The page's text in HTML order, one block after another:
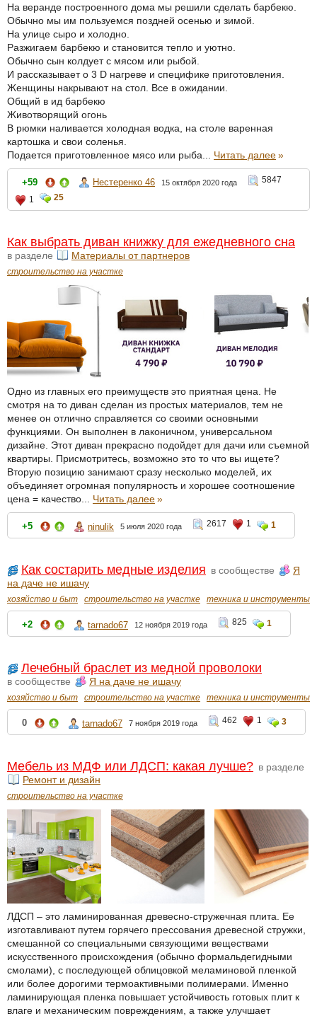
На веранде построенного дома мы решили сделать барбекю.
Обычно мы им пользуемся поздней осенью и зимой.
На улице сыро и холодно.
Разжигаем барбекю и становится тепло и уютно.
Обычно сын колдует с мясом или рыбой.
И рассказывает о 3 D нагреве и специфике приготовления.
Женщины накрывают на стол. Все в ожидании.
Общий в ид барбекю
Животворящий огонь
В рюмки наливается холодная водка, на столе варенная
картошка и свои соленья.
Подается приготовленное мясо или рыба... Читать далее»
+59 Нестеренко 46 15 октября 2020 года
5847
1
25
Как выбрать диван книжку для ежедневного сна
в разделе Материалы от партнеров
строительство на участке
Одно из главных его преимуществ это приятная цена. Не
смотря на то диван сделан из простых материалов, тем не
менее он отлично справляется со своими основными
функциями. Он выполнен в лаконичном, универсальном
дизайне. Этот диван прекрасно подойдет для дачи или съемной
квартиры. Присмотритесь, возможно это то что вы ищете?
Вторую позицию занимают сразу несколько моделей, их
объединяет огромная популярность и хорошее соотношение
цена = качество... Читать далее»
+5 ninulik 5 июля 2020 года 2617 1 1
Как состарить медные изделия в сообществе
Я
на даче не ишачу
хозяйство и быт строительство на участке техника и инструменты
+2 tarnado67 12 ноября 2019 года 825 1
Лечебный браслет из медной проволоки
в сообществе Я на даче не ишачу
хозяйство и быт строительство на участке техника и инструменты
0 tarnado67 7 ноября 2019 года 462 1 3
Мебель из МДФ или ЛДСП: какая лучше? в разделе
Ремонт и дизайн
строительство на участке
ЛДСП – это ламинированная древесно-стружечная плита. Ее
изготавливают путем горячего прессования древесной стружки,
смешанной со специальными связующими веществами
искусственного происхождения (обычно формальдегидными
смолами), с последующей облицовкой меламиновой пленкой
или более дорогими термоактивными полимерами. Именно
ламинирующая пленка повышает устойчивость готовых плит к
влаге и механическим повреждениям, а также улучшает